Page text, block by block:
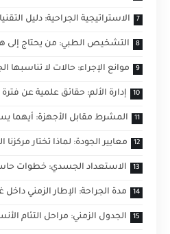
الاستراتيجية الجراحية: دليل
التشخيص الطبي: من يحتاج إلى
موانع الإجراء: حالات لا تناسبها
إدارة الألم: حقائق علمية عن
المشرط مقابل الأجهزة: أيهما
معايير الجودة: لماذا تختار
الاستعداد الجسدي: خطوات
مدة الجراحة: الإطار الزمني داخل
الجدول الزمني: مراحل التئام